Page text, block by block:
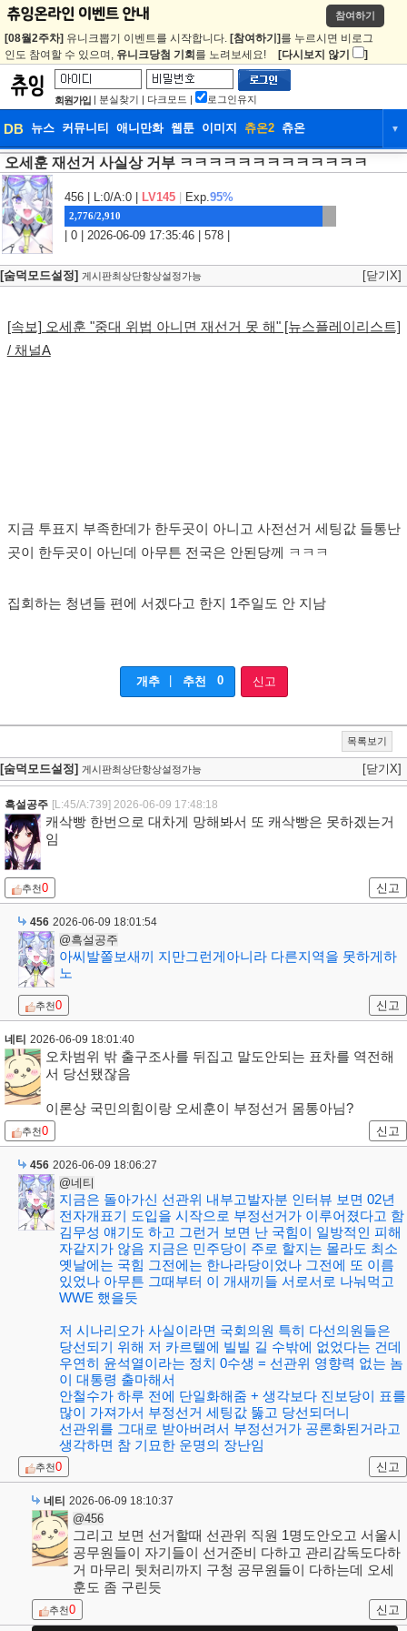
참여하기
[08월2주차] 유니크뽑기 이벤트를 시작합니다. [참여하기] 를 누르시면 비로그
인도 참여할 수 있으며, 유니크당첨 기회 를 노려보세요! [다시보지 않기 ]
회원가입 | 분실찾기 | 다크모드 | 로그인유지
DB 뉴스 커뮤니티 애니만화 웹툰 이미지 츄온2 츄온 ▼
DB 뉴스 커뮤니티 애니만화
웹툰 이미지
오세훈 재선거 사실상 거부 ㅋㅋㅋㅋㅋㅋㅋㅋㅋㅋㅋㅋㅋ
456 | L:0/A:0 | LV145 Exp.95%
2,776/2,910
| 0 | 2026-06-09 17:35:46 | 578 |
[숨덕모드설정] 게시판최상단항상설정가능 [닫기X]
[속보] 오세훈 "중대 위법 아니면 재선거 못 해" [뉴스플레이리스트]
/ 채널A
지금 투표지 부족한데가 한두곳이 아니고 사전선거 세팅값 들통난
곳이 한두곳이 아닌데 아무튼 전국은 안된당께 ㅋㅋㅋ
집회하는 청년들 편에 서겠다고 한지 1주일도 안 지남
개추 추천 0 신고
목록보기
[숨덕모드설정] 게시판최상단항상설정가능 [닫기X]
흑설공주 [L:45/A:739] 2026-06-09 17:48:18
캐삭빵 한번으로 대차게 망해봐서 또 캐삭빵은 못하겠는거
임
추천0 신고
456 2026-06-09 18:01:54
@흑설공주
아씨발쫄보새끼 지만그런게아니라 다른지역을 못하게하
노
추천0 신고
네티 2026-06-09 18:01:40
오차범위 밖 출구조사를 뒤집고 말도안되는 표차를 역전해
서 당선됐잖음
이론상 국민의힘이랑 오세훈이 부정선거 몸통아님?
추천0 신고
456 2026-06-09 18:06:27
@네티
지금은 돌아가신 선관위 내부고발자분 인터뷰 보면 02년
전자개표기 도입을 시작으로 부정선거가 이루어졌다고 함
김무성 얘기도 하고 그런거 보면 난 국힘이 일방적인 피해
자같지가 않음 지금은 민주당이 주로 할지는 몰라도 최소
옛날에는 국힘 그전에는 한나라당이었나 그전에 또 이름
있었나 아무튼 그때부터 이 개새끼들 서로서로 나눠먹고
WWE 했을듯
저 시나리오가 사실이라면 국회의원 특히 다선의원들은
당선되기 위해 저 카르텔에 빌빌 길 수밖에 없었다는 건데
우연히 윤석열이라는 정치 0수생 = 선관위 영향력 없는 놈
이 대통령 출마해서
안철수가 하루 전에 단일화해줌 + 생각보다 진보당이 표를
많이 가져가서 부정선거 세팅값 뚫고 당선되더니
선관위를 그대로 받아버려서 부정선거가 공론화된거라고
생각하면 참 기묘한 운명의 장난임
추천0 신고
네티 2026-06-09 18:10:37
@456
그리고 보면 선거할때 선관위 직원 1명도안오고 서울시
공무원들이 자기들이 선거준비 다하고 관리감독도다하
거 마무리 뒷처리까지 구청 공무원들이 다하는데 오세
훈도 좀 구린듯
추천0 신고